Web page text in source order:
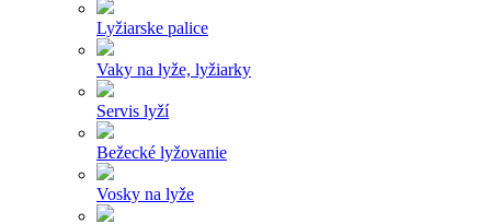
Lyžiarske palice
Vaky na lyže, lyžiarky
Servis lyží
Bežecké lyžovanie
Vosky na lyže